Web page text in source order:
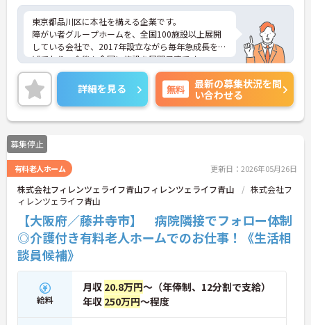
東京都品川区に本社を構える企業です。
障がい者グループホームを、全国100施設以上展開
している会社で、2017年設立ながら毎年急成長を遂
げており、今後も全国に施設を展開予定です。
本社のバックアップがしっかりとしており、今後会
社と一緒に成長したい方、キャリアアップを目指し
たい方におすすめ！
意見やアイディアを出し合える風通しのよさも魅力
です。
ご興味のある方には、面接対策ポイントなど、さら
に詳細をお話しいたしますのでお気軽にご相談くだ
さい！
詳細を見る 無料
最新の募集状況を問
い合わせる
募集停止
有料老人ホーム 更新日：2026年05月26日
株式会社フィレンツェライフ青山フィレンツェライフ青山
株式会社フ
ィレンツェライフ青山
【大阪府／藤井寺市】 病院隣接でフォロー体制
◎介護付き有料老人ホームでのお仕事！《生活相
談員候補》
給料
月収 20.8万円～（年俸制、12分割で支給）
年収 250万円～程度